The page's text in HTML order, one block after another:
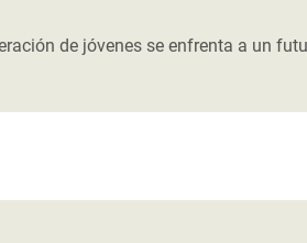
de jóvenes se enfrenta a un